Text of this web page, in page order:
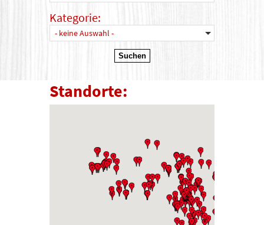
Kategorie:
- keine Auswahl -
Standorte: